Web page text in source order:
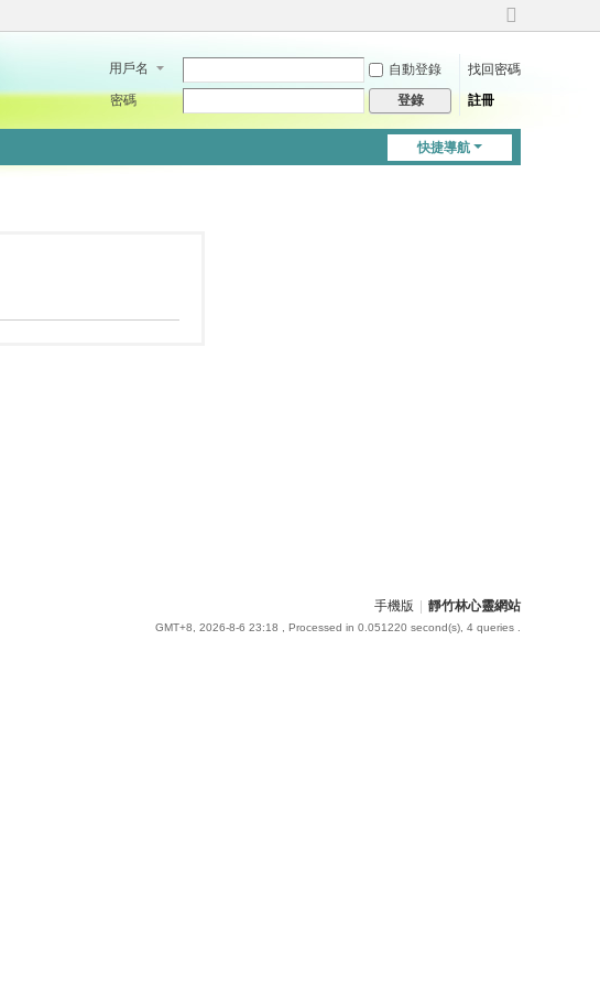
切
到
用戶名 自動登錄
找回密碼
密碼
登錄 註冊
快捷導航
手機版 靜竹林心靈網站
GMT+8, 2026-8-6 23:18 , Processed in 0.051220 second(s), 4 queries .